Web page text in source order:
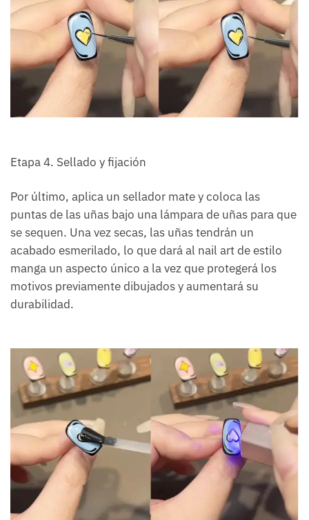
Etapa 4. Sellado y fijación
Por último, aplica un sellador mate y coloca las
puntas de las uñas bajo una lámpara de uñas para que
se sequen. Una vez secas, las uñas tendrán un
acabado esmerilado, lo que dará al nail art de estilo
manga un aspecto único a la vez que protegerá los
motivos previamente dibujados y aumentará su
durabilidad.